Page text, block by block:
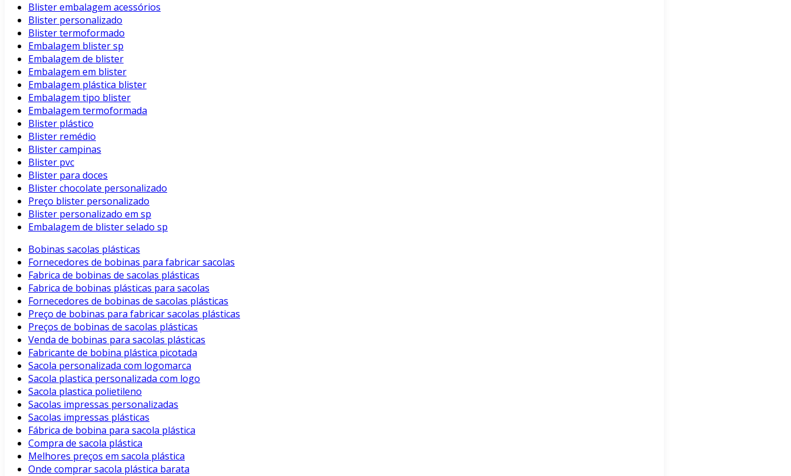
Blister embalagem acessórios
Blister personalizado
Blister termoformado
Embalagem blister sp
Embalagem de blister
Embalagem em blister
Embalagem plástica blister
Embalagem tipo blister
Embalagem termoformada
Blister plástico
Blister remédio
Blister campinas
Blister pvc
Blister para doces
Blister chocolate personalizado
Preço blister personalizado
Blister personalizado em sp
Embalagem de blister selado sp
Bobinas sacolas plásticas
Fornecedores de bobinas para fabricar sacolas
Fabrica de bobinas de sacolas plásticas
Fabrica de bobinas plásticas para sacolas
Fornecedores de bobinas de sacolas plásticas
Preço de bobinas para fabricar sacolas plásticas
Preços de bobinas de sacolas plásticas
Venda de bobinas para sacolas plásticas
Fabricante de bobina plástica picotada
Sacola personalizada com logomarca
Sacola plastica personalizada com logo
Sacola plastica polietileno
Sacolas impressas personalizadas
Sacolas impressas plásticas
Fábrica de bobina para sacola plástica
Compra de sacola plástica
Melhores preços em sacola plástica
Onde comprar sacola plástica barata